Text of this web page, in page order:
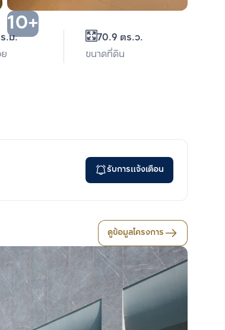
10+
.ม.
70.9 ตร.ว.
ขนาดที่ดิน
รับการแจ้งเตือน
ดูข้อมูลโครงการ